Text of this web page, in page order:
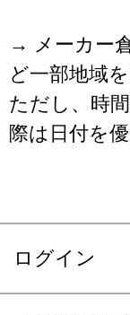
→ メーカー
ど一部地域
ただし、時
際は日付を
ログイン